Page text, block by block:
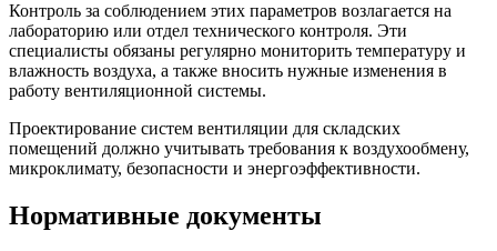
Контроль за соблюдением этих параметров возлагается на
лабораторию или отдел технического контроля. Эти
специалисты обязаны регулярно мониторить температуру и
влажность воздуха, а также вносить нужные изменения в
работу вентиляционной системы.
Проектирование систем вентиляции для складских
помещений должно учитывать требования к воздухообмену,
микроклимату, безопасности и энергоэффективности.
Нормативные документы